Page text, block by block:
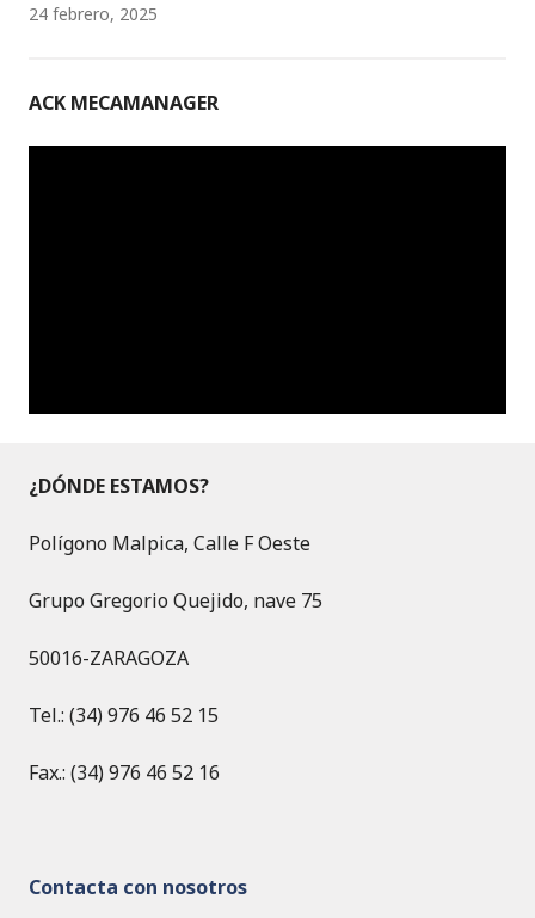
24 febrero, 2025
ACK MECAMANAGER
¿DÓNDE ESTAMOS?
Polígono Malpica, Calle F Oeste
Grupo Gregorio Quejido, nave 75
50016-ZARAGOZA
Tel.: (34) 976 46 52 15
Fax.: (34) 976 46 52 16
Contacta con nosotros